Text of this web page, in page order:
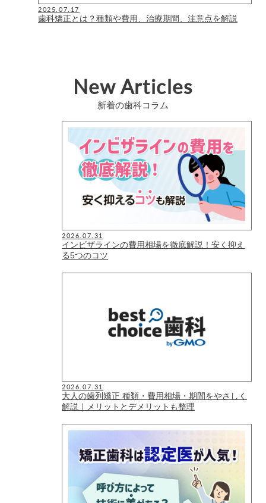
2025.07.17
歯科矯正とは？種類や費用、治療期間、注意点を解説
New Articles
新着の歯科コラム
2026.07.31
インビザラインの費用相場を徹底解説！安く抑え
る5つのコツ
2026.07.31
大人の歯列矯正 種類・費用相場・期間をやさしく
解説｜メリットとデメリットも整理